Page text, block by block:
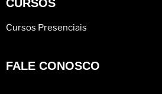
CURSOS
Cursos Presenciais
FALE CONOSCO